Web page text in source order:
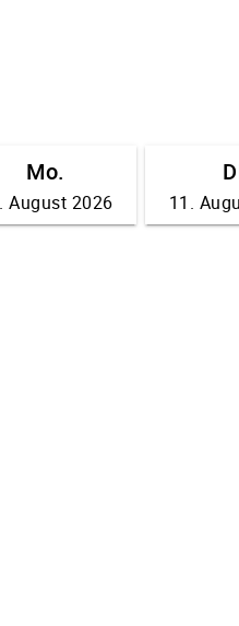
Mo.
August 2026 11.